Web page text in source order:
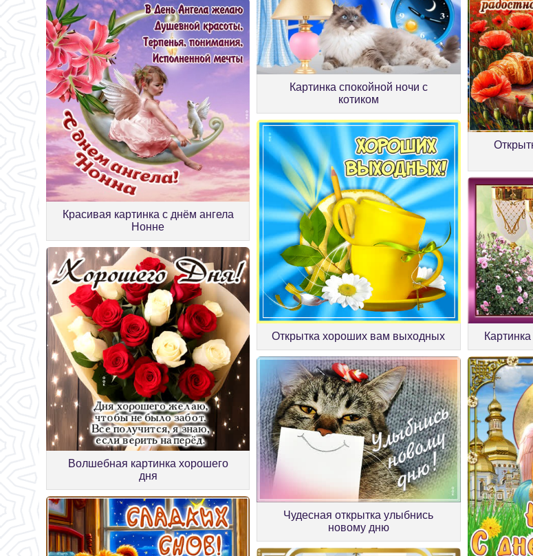
Красивая картинка с днём ангела
Нонне
Картинка спокойной ночи с
котиком
Волшебная картинка хорошего
дня
Открытка хороших вам выходных
Чудесная открытка улыбнись
новому дню